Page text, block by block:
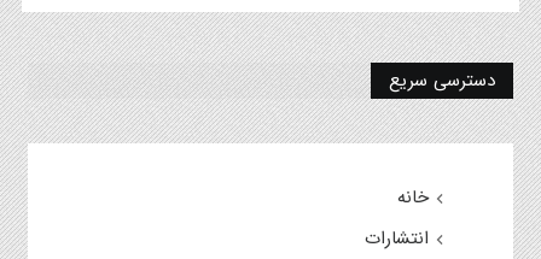
دسترسی سریع
خانه
انتشارات